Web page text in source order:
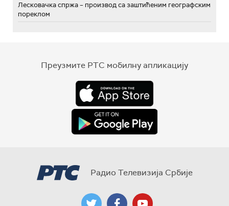
Лесковачка спржа – производ са заштићеним географским
пореклом
Преузмите РТС мобилну апликацију
Радио Телевизија Србије